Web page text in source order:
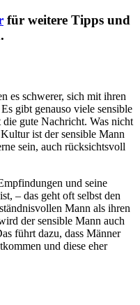
für weitere Tipps und
es schwerer, sich mit ihren
gibt genauso viele sensible
die gute Nachricht. Was nicht
ist der sensible Mann
sein, auch rücksichtsvoll
und seine
– das geht oft selbst den
Mann als ihren
der sensible Mann auch
führt dazu, dass Männer
und diese eher